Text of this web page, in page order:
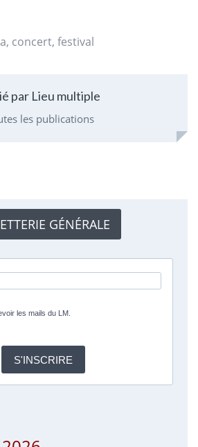
, concert, festival
par Lieu multiple
les publications
GÉNÉRALE
les mails du LM.
S'INSCRIRE